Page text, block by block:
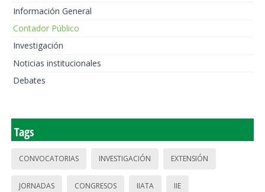
Información General
Contador Público
Investigación
Noticias institucionales
Debates
Tags
CONVOCATORIAS INVESTIGACIÓN EXTENSIÓN
JORNADAS CONGRESOS IIATA IIE